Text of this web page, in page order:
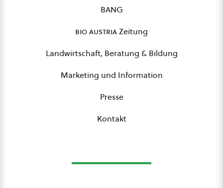
BANG
bio austriaZeitung
Landwirtschaft, Beratung & Bildung
Marketing und Information
Presse
Kontakt